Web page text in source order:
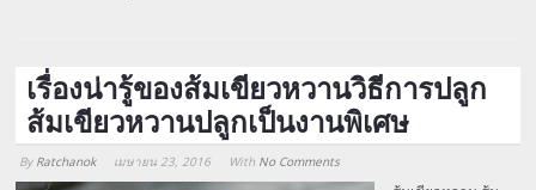
เรื่องน่ารู้ของส้มเขียวหวานวิธีการปลูก
ส้มเขียวหวานปลูกเป็นงานพิเศษ
By Ratchanok เมษายน 23, 2016 With No Comments
Array